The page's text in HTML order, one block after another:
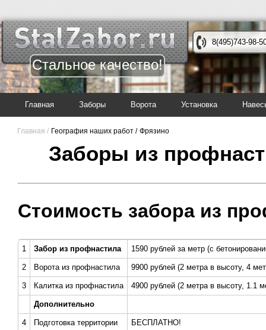
Стальное качество!
8(495)743-98-
Главная Заборы Ворота Установка
Главная / География наших работ / Фрязино
Заборы из
Стоимость забора из
1 Забор из профнастила 1590 рублей за метр (с
2 Ворота из профнастила 9900 рублей (2 метра в высоту, 4
3 Калитка из профнастила 4900 рублей (2 метра в высоту, 1.1
Дополнительно
4 Подготовка территории БЕСПЛАТНО!